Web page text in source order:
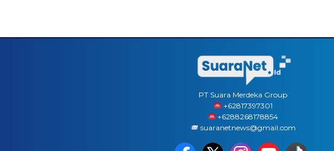
PT Suara Merdeka Group
‪+62817397301
+6288268178854
suaranetnews@gmail.com